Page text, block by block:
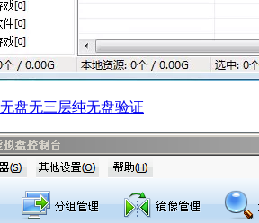
盘无三层纯无盘验证